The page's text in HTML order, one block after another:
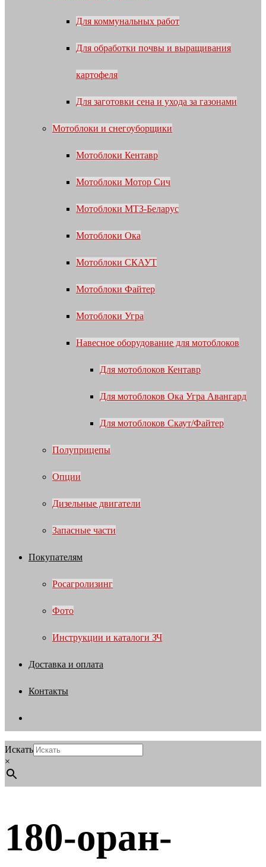
Для коммунальных работ
Для обработки почвы и выращивания
картофеля
Для заготовки сена и ухода за газонами
Мотоблоки и снегоуборщики
Мотоблоки Кентавр
Мотоблоки Мотор Сич
Мотоблоки МТЗ-Беларус
Мотоблоки Ока
Мотоблоки СКАУТ
Мотоблоки Файтер
Мотоблоки Угра
Навесное оборудование для мотоблоков
Для мотоблоков Кентавр
Для мотоблоков Ока Угра Авангард
Для мотоблоков Скаут/Файтер
Полуприцепы
Опции
Дизельные двигатели
Запасные части
Покупателям
Росагролизинг
Фото
Инструкции и каталоги ЗЧ
Доставка и оплата
Контакты
Искать
×
180-оран-